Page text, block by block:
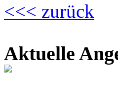
<<< zurück
Aktuelle